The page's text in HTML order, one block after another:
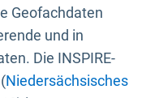
Geofachdaten
und in
Die INSPIRE-
Niedersächsisches